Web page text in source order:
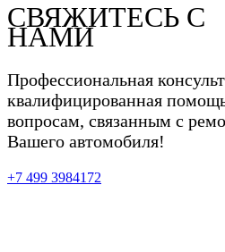
СВЯЖИТЕСЬ С
НАМИ
Профессиональная
квалифицированная
вопросам, связанным с
Вашего автомобиля!
+7 499 3984172